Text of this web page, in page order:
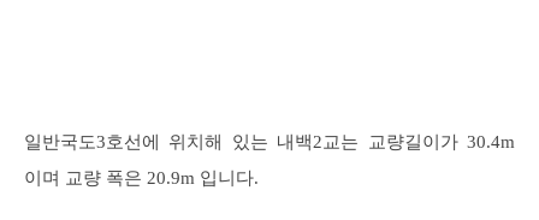
일반국도3호선에 위치해 있는 내백2교는 교량길이가 30.4m
이며 교량 폭은 20.9m 입니다.